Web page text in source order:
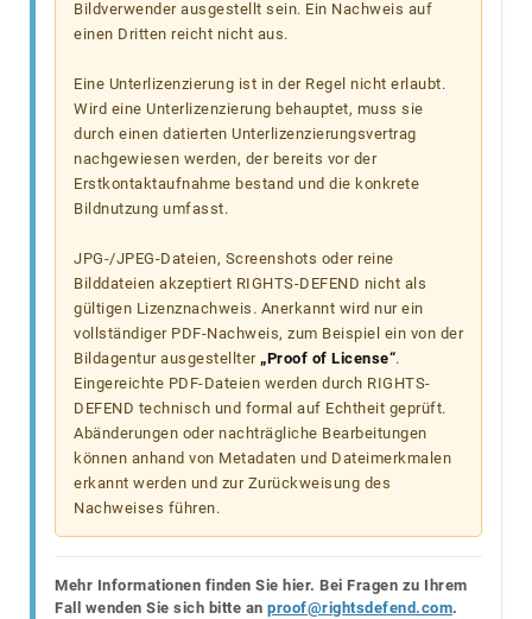
Bildverwender ausgestellt sein. Ein Nachweis auf
einen Dritten reicht nicht aus.
Eine Unterlizenzierung ist in der Regel nicht erlaubt.
Wird eine Unterlizenzierung behauptet, muss sie
durch einen datierten Unterlizenzierungsvertrag
nachgewiesen werden, der bereits vor der
Erstkontaktaufnahme bestand und die konkrete
Bildnutzung umfasst.
JPG-/JPEG-Dateien, Screenshots oder reine
Bilddateien akzeptiert RIGHTS-DEFEND nicht als
gültigen Lizenznachweis. Anerkannt wird nur ein
vollständiger PDF-Nachweis, zum Beispiel ein von der
Bildagentur ausgestellter „Proof of License“.
Eingereichte PDF-Dateien werden durch RIGHTS-
DEFEND technisch und formal auf Echtheit geprüft.
Abänderungen oder nachträgliche Bearbeitungen
können anhand von Metadaten und Dateimerkmalen
erkannt werden und zur Zurückweisung des
Nachweises führen.
Mehr Informationen finden Sie hier. Bei Fragen zu Ihrem
Fall wenden Sie sich bitte an proof@rightsdefend.com.